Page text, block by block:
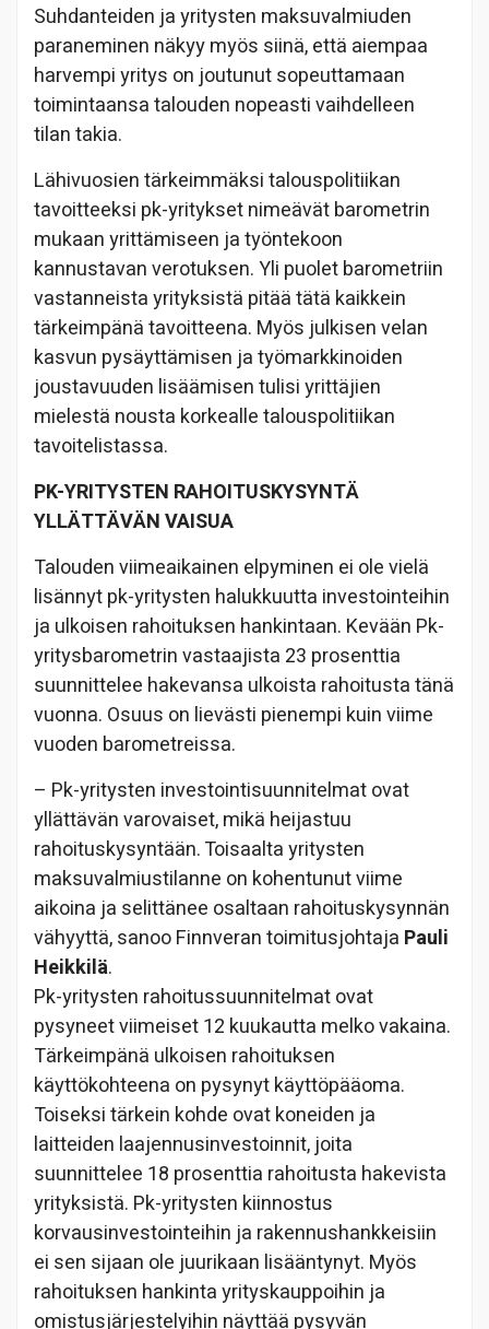
Suhdanteiden ja yritysten maksuvalmiuden
paraneminen näkyy myös siinä, että aiempaa
harvempi yritys on joutunut sopeuttamaan
toimintaansa talouden nopeasti vaihdelleen
tilan takia.
Lähivuosien tärkeimmäksi talouspolitiikan
tavoitteeksi pk-yritykset nimeävät barometrin
mukaan yrittämiseen ja työntekoon
kannustavan verotuksen. Yli puolet barometriin
vastanneista yrityksistä pitää tätä kaikkein
tärkeimpänä tavoitteena. Myös julkisen velan
kasvun pysäyttämisen ja työmarkkinoiden
joustavuuden lisäämisen tulisi yrittäjien
mielestä nousta korkealle talouspolitiikan
tavoitelistassa.
PK-YRITYSTEN RAHOITUSKYSYNTÄ
YLLÄTTÄVÄN VAISUA
Talouden viimeaikainen elpyminen ei ole vielä
lisännyt pk-yritysten halukkuutta investointeihin
ja ulkoisen rahoituksen hankintaan. Kevään Pk-
yritysbarometrin vastaajista 23 prosenttia
suunnittelee hakevansa ulkoista rahoitusta tänä
vuonna. Osuus on lievästi pienempi kuin viime
vuoden barometreissa.
– Pk-yritysten investointisuunnitelmat ovat
yllättävän varovaiset, mikä heijastuu
rahoituskysyntään. Toisaalta yritysten
maksuvalmiustilanne on kohentunut viime
aikoina ja selittänee osaltaan rahoituskysynnän
vähyyttä, sanoo Finnveran toimitusjohtaja Pauli
Heikkilä.
Pk-yritysten rahoitussuunnitelmat ovat
pysyneet viimeiset 12 kuukautta melko vakaina.
Tärkeimpänä ulkoisen rahoituksen
käyttökohteena on pysynyt käyttöpääoma.
Toiseksi tärkein kohde ovat koneiden ja
laitteiden laajennusinvestoinnit, joita
suunnittelee 18 prosenttia rahoitusta hakevista
yrityksistä. Pk-yritysten kiinnostus
korvausinvestointeihin ja rakennushankkeisiin
ei sen sijaan ole juurikaan lisääntynyt. Myös
rahoituksen hankinta yrityskauppoihin ja
omistusjärjestelyihin näyttää pysyvän